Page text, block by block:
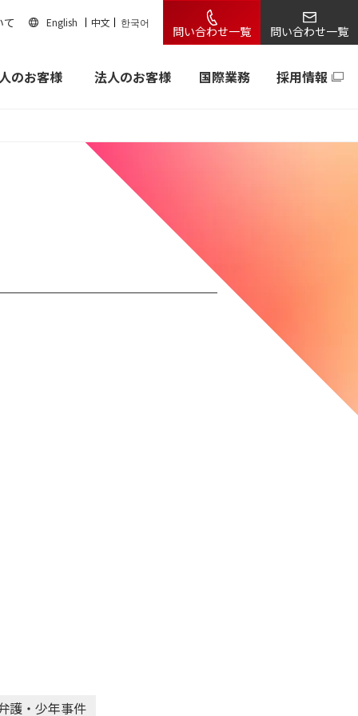
English 中文 한국어
問い合わせ一覧 問い合わせ一覧
のお客様 法人のお客様 国際業務 採用情報
護・少年事件